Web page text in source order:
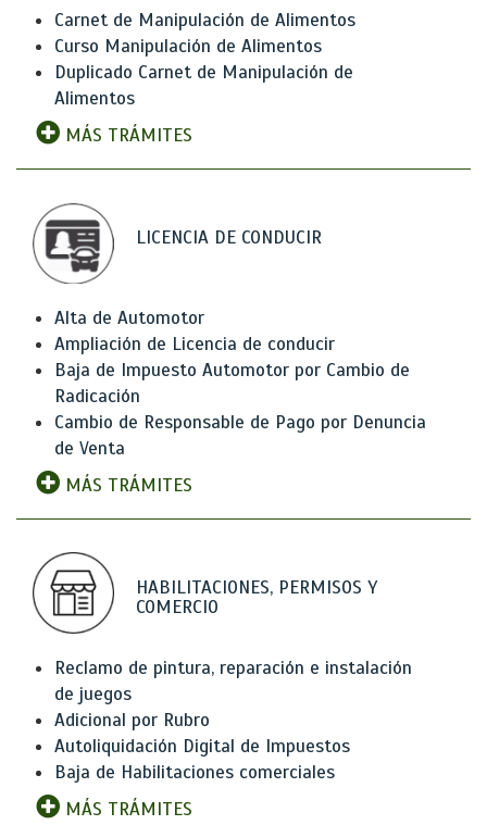
Carnet de Manipulación de Alimentos
Curso Manipulación de Alimentos
Duplicado Carnet de Manipulación de
Alimentos
MÁS TRÁMITES
LICENCIA DE CONDUCIR
Alta de Automotor
Ampliación de Licencia de conducir
Baja de Impuesto Automotor por Cambio de
Radicación
Cambio de Responsable de Pago por Denuncia
de Venta
MÁS TRÁMITES
HABILITACIONES, PERMISOS Y
COMERCIO
Reclamo de pintura, reparación e instalación
de juegos
Adicional por Rubro
Autoliquidación Digital de Impuestos
Baja de Habilitaciones comerciales
MÁS TRÁMITES